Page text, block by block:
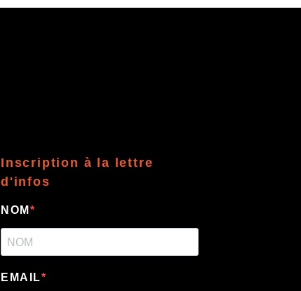
Inscription à la lettre
d'infos
NOM
EMAIL